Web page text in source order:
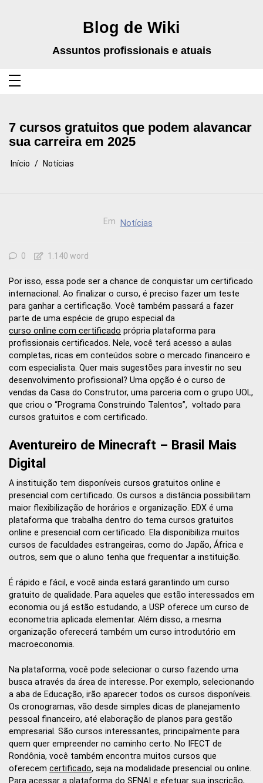
Blog de Wiki
Assuntos profissionais e atuais
7 cursos gratuitos que podem alavancar
sua carreira em 2025
Início Notícias
Em Notícias
0 1.140 word
Por isso, essa pode ser a chance de conquistar um certificado
internacional. Ao finalizar o curso, é preciso fazer um teste
para ganhar a certificação. Você também passará a fazer
parte de uma espécie de grupo especial da
curso online com certificado própria plataforma para
profissionais certificados. Nele, você terá acesso a aulas
completas, ricas em conteúdos sobre o mercado financeiro e
com especialista. Quer mais sugestões para investir no seu
desenvolvimento profissional? Uma opção é o curso de
vendas da Casa do Construtor, uma parceria com o grupo UOL,
que criou o “Programa Construindo Talentos”, voltado para
cursos gratuitos e com certificado.
Aventureiro de Minecraft – Brasil Mais
Digital
A instituição tem disponíveis cursos gratuitos online e
presencial com certificado. Os cursos a distância possibilitam
maior flexibilização de horários e organização. EDX é uma
plataforma que trabalha dentro do tema cursos gratuitos
online e presencial com certificado. Ela disponibiliza muitos
cursos de faculdades estrangeiras, como do Japão, África e
outros, sem que o aluno tenha que frequentar a instituição.
É rápido e fácil, e você ainda estará garantindo um curso
gratuito de qualidade. Para aqueles que estão interessados em
economia ou já estão estudando, a USP oferece um curso de
econometria aplicada elementar. Além disso, a mesma
organização oferecerá também um curso introdutório em
macroeconomia.
Na plataforma, você pode selecionar o curso fazendo uma
busca através da área de interesse. Por exemplo, selecionando
a aba de Educação, irão aparecer todos os cursos disponíveis.
Os cronogramas, vão desde simples dicas de planejamento
pessoal financeiro, até elaboração de planos para gestão
empresarial. São cursos interessantes, principalmente para
quem quer empreender no caminho certo. No IFECT de
Rondônia, você também encontra muitos cursos que
oferecem certificado, seja na modalidade presencial ou online.
Para acessar a plataforma do SENAI e efetuar sua inscrição,